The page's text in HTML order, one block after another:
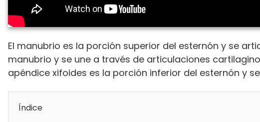
El manubrio es la porción superior del esternón y se
manubrio y se une a través de articulaciones
apéndice xifoides es la porción inferior del esternón y
Índice